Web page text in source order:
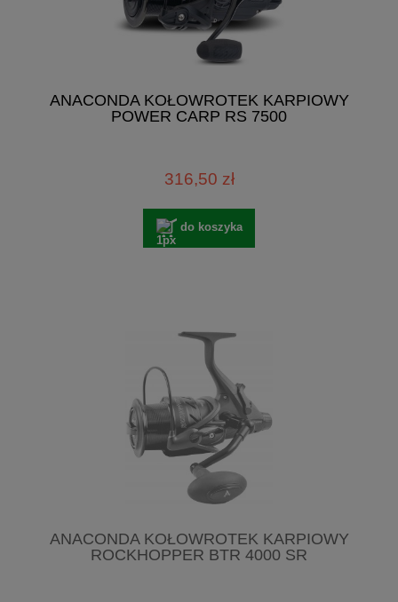
ANACONDA KOŁOWROTEK KARPIOWY
POWER CARP RS 7500
316,50 zł
do koszyka
ANACONDA KOŁOWROTEK KARPIOWY
ROCKHOPPER BTR 4000 SR